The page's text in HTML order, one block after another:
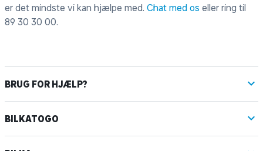
er det mindste vi kan hjælpe med. Chat med os eller ring til
89 30 30 00.
BRUG FOR HJÆLP?
BILKATOGO